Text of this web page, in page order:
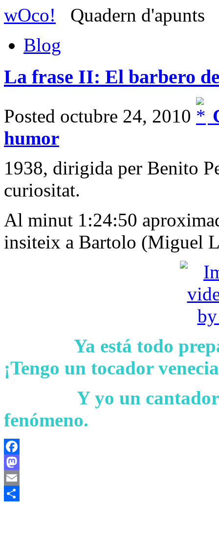
wOco!
Quadern d'apunts
Blog
La frase II: El barbero
Posted octubre 24, 2010
humor
1938, dirigida per Benito
curiositat.
Al minut 1:24:50
insiteix a Bartolo (Miguel
Ya está todo
¡Tengo un tocador
Y yo un
fenómeno.
Facebook
Mastodon
Email